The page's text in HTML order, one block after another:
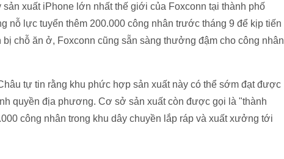
sản xuất iPhone lớn nhất thế giới của Foxconn tại thành phố
nỗ lực tuyển thêm 200.000 công nhân trước tháng 9 để kịp tiến
chỗ ăn ở, Foxconn cũng sẵn sàng thưởng đậm cho công nhân
tự tin rằng khu phức hợp sản xuất này có thể sớm đạt được
quyền địa phương. Cơ sở sản xuất còn được gọi là "thành
công nhân trong khu dây chuyền lắp ráp và xuất xưởng tới